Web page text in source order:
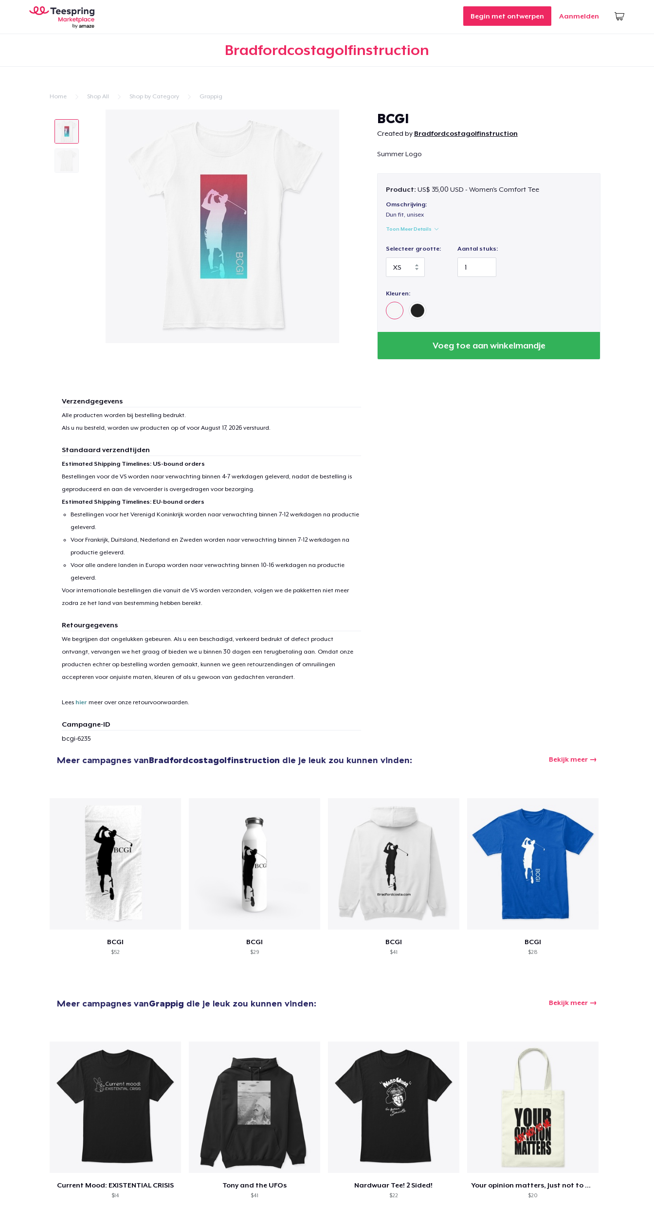
Begin met ontwerpen Aanmelden
Bradfordcostagolfinstruction
Home Shop All Shop by Category Grappig
BCGI
Created by Bradfordcostagolfinstruction
Summer Logo
Product: US$ 35,00 USD - Women's Comfort Tee
Omschrijving:
Dun fit, unisex
Toon Meer Details
Selecteer grootte: Aantal stuks:
Kleuren:
Voeg toe aan winkelmandje
Verzendgegevens
Alle producten worden bij bestelling bedrukt.
Als u nu besteld, worden uw producten op of voorAugust 17, 2026verstuurd.
Standaard verzendtijden
Estimated Shipping Timelines: US-bound orders
Bestellingen voor de VS worden naar verwachting binnen 4-7 werkdagen geleverd, nadat de bestelling is
geproduceerd en aan de vervoerder is overgedragen voor bezorging.
Estimated Shipping Timelines: EU-bound orders
Bestellingen voor het Verenigd Koninkrijk worden naar verwachting binnen 7-12 werkdagen na productie
geleverd.
Voor Frankrijk, Duitsland, Nederland en Zweden worden naar verwachting binnen 7-12 werkdagen na
productie geleverd.
Voor alle andere landen in Europa worden naar verwachting binnen 10-16 werkdagen na productie
geleverd.
Voor internationale bestellingen die vanuit de VS worden verzonden, volgen we de pakketten niet meer
zodra ze het land van bestemming hebben bereikt.
Retourgegevens
We begrijpen dat ongelukken gebeuren. Als u een beschadigd, verkeerd bedrukt of defect product
ontvangt, vervangen we het graag of bieden we u binnen 30 dagen een terugbetaling aan. Omdat onze
producten echter op bestelling worden gemaakt, kunnen we geen retourzendingen of omruilingen
accepteren voor onjuiste maten, kleuren of als u gewoon van gedachten verandert.
Lees hier meer over onze retourvoorwaarden.
Campagne-ID
bcgi-6235
Meer campagnes vanBradfordcostagolfinstruction die je leuk zou kunnen vinden: Bekijk meer
BCGI
$52
BCGI
$29
BCGI
$41
BCGI
$28
Meer campagnes vanGrappig die je leuk zou kunnen vinden: Bekijk meer
Current Mood: EXISTENTIAL CRISIS
$14
Tony and the UFOs
$41
Nardwuar Tee! 2 Sided!
$22
Your opinion matters, Just not to me!
$20
item aan winkelwagen toegevoegd Ga naar winkelwagen
Ga door naar de Kassa Doorgaan met winkelen